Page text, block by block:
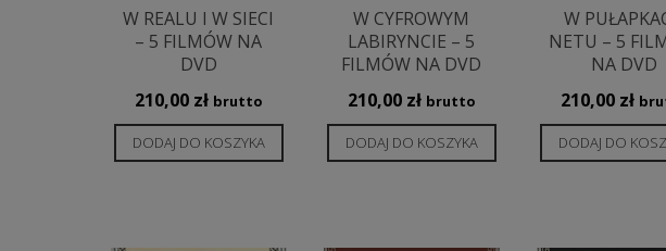
W REALU I W SIECI
– 5 FILMÓW NA
DVD
210,00 zł brutto
DODAJ DO KOSZYKA
W CYFROWYM
LABIRYNCIE – 5
FILMÓW NA DVD
210,00 zł brutto
DODAJ DO KOSZYKA
W
NETU – 5
NA DVD
210,00 zł
DODAJ DO